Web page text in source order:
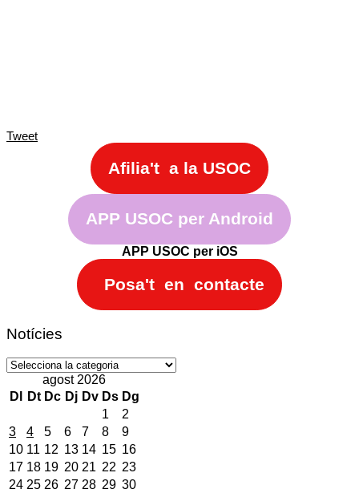
Tweet
Afilia't a la USOC
APP USOC per Android
APP USOC per iOS
Posa't en contacte
Notícies
Notícies
agost 2026
Dl
Dt Dc Dj Dv Ds Dg
1
2
3
4 5 6 7 8
9
10 11 12 13 14 15 16
17 18 19 20 21 22 23
24 25 26 27 28 29 30